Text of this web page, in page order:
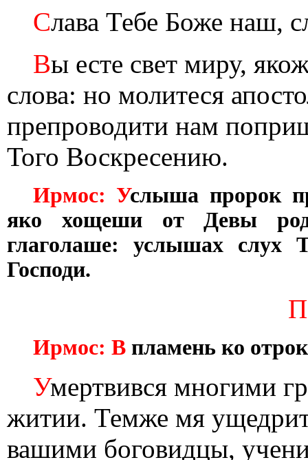
Слава Тебе Боже наш,
Вы есте свет миру,
слова: но молитеся
препроводити нам
Того Воскресению.
Ирмос: Услыша пророк
яко хощеши от Девы
глаголаше: услышах слух
Господи.
Ирмос: Впламень ко
Умертвився многими
житии. Темже мя
вашими боговидцы,